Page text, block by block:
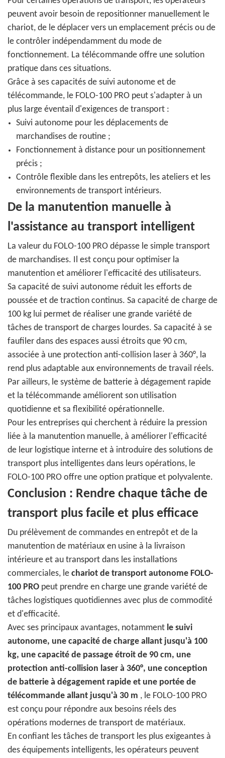
peuvent avoir besoin de repositionner manuellement le
chariot, de le déplacer vers un emplacement précis ou de
le contrôler indépendamment du mode de
fonctionnement. La télécommande offre une solution
pratique dans ces situations.
Grâce à ses capacités de suivi autonome et de
télécommande, le FOLO-100 PRO peut s'adapter à un
plus large éventail d'exigences de transport :
Suivi autonome pour les déplacements de
marchandises de routine ;
Fonctionnement à distance pour un positionnement
précis ;
Contrôle flexible dans les entrepôts, les ateliers et les
environnements de transport intérieurs.
De la manutention manuelle à
l'assistance au transport intelligent
La valeur du FOLO-100 PRO dépasse le simple transport
de marchandises. Il est conçu pour optimiser la
manutention et améliorer l'efficacité des utilisateurs.
Sa capacité de suivi autonome réduit les efforts de
poussée et de traction continus. Sa capacité de charge de
100 kg lui permet de réaliser une grande variété de
tâches de transport de charges lourdes. Sa capacité à se
faufiler dans des espaces aussi étroits que 90 cm,
associée à une protection anti-collision laser à 360°, la
rend plus adaptable aux environnements de travail réels.
Par ailleurs, le système de batterie à dégagement rapide
et la télécommande améliorent son utilisation
quotidienne et sa flexibilité opérationnelle.
Pour les entreprises qui cherchent à réduire la pression
liée à la manutention manuelle, à améliorer l'efficacité
de leur logistique interne et à introduire des solutions de
transport plus intelligentes dans leurs opérations, le
FOLO-100 PRO offre une option pratique et polyvalente.
Conclusion : Rendre chaque tâche de
transport plus facile et plus efficace
Du prélèvement de commandes en entrepôt et de la
manutention de matériaux en usine à la livraison
intérieure et au transport dans les installations
commerciales, le chariot de transport autonome FOLO-
100 PRO peut prendre en charge une grande variété de
tâches logistiques quotidiennes avec plus de commodité
et d'efficacité.
Avec ses principaux avantages, notamment le suivi
autonome, une capacité de charge allant jusqu'à 100
kg, une capacité de passage étroit de 90 cm, une
protection anti-collision laser à 360°, une conception
de batterie à dégagement rapide et une portée de
télécommande allant jusqu'à 30 m , le FOLO-100 PRO
est conçu pour répondre aux besoins réels des
opérations modernes de transport de matériaux.
En confiant les tâches de transport les plus exigeantes à
des équipements intelligents, les opérateurs peuvent